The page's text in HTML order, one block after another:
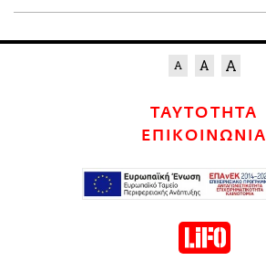
ΤΑΥΤΟΤΗΤΑ
ΕΠΙΚΟΙΝΩΝΙΑ